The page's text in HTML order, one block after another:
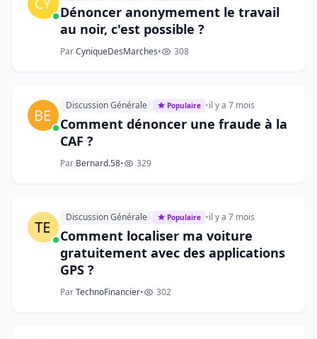
Dénoncer anonymement le travail
au noir, c'est possible ?
ParCyniqueDesMarches• 308
Discussion Générale Populaire •il y a 7 mois
Comment dénoncer une fraude à la
CAF ?
Par Bernard.58• 329
Discussion Générale Populaire •il y a 7 mois
Comment localiser ma voiture
gratuitement avec des applications
GPS ?
ParTechnoFinancier• 302